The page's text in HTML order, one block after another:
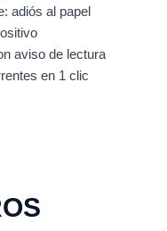
adiós al papel
aviso de lectura
en 1 clic